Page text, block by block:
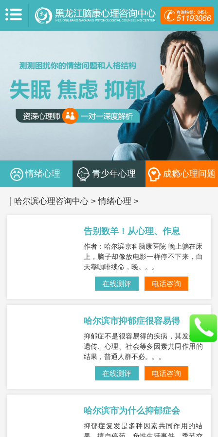
情绪心理 青少年心理 成瘾心理问题
哈尔滨心理咨询中心 >情绪心理 >
告别数羊！从心理、作息
作者：哈尔滨京科脑康医院 晚上躺在床
上，脑子却像放电影一样停不下来，白
天靠咖啡续命，晚。。。
在线测评 电话咨询
哈尔滨市抑郁症很容易得
抑郁症不是很容易得的疾病，其发生是
遗传、心理、社会等多因素共同作用的
结果，普通人群不必。。。
在线测评 电话咨询
哈尔滨市为什么抑郁症会
抑郁症复发是多种因素共同作用的结